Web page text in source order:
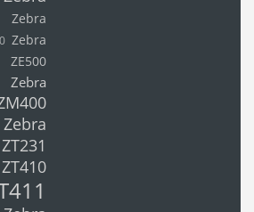
Zebra
Zebra
Zebra
Zebra